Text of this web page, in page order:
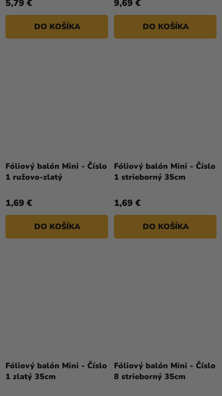
5,79 €
DO KOŠÍKA
5
hviezdičiek.
9,69 €
DO KOŠÍKA
Fóliový balón Mini - Číslo
1 ružovo-zlatý
1,69 €
DO KOŠÍKA
Fóliový balón Mini - Číslo
1 strieborný 35cm
1,69 €
DO KOŠÍKA
Fóliový balón Mini - Číslo
1 zlatý 35cm
Fóliový balón Mini - Číslo
8 strieborný 35cm